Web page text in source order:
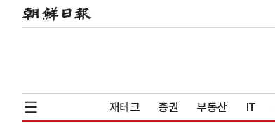
재테크 증권 부동산 IT